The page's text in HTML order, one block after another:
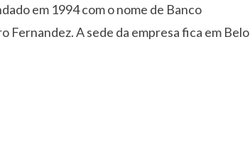
em 1994 com o nome de Banco
A sede da empresa fica em Belo